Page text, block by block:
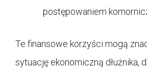
postępowaniem
Te finansowe korzyści mogą
sytuację ekonomiczną dłużnika,